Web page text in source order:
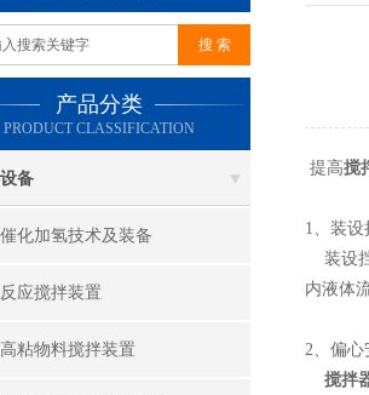
产品分类
PRODUCT CLASSIFICATION
备
化加氢技术及装备
应搅拌装置
粘物料搅拌装置
提高搅
1、装设
装设挡
内液体
2、偏心
搅拌